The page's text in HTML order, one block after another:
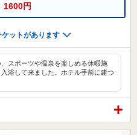
1600円
ットがあります
スポーツや温泉を楽しめる休暇施
浴して来ました。ホテル手前に建つ